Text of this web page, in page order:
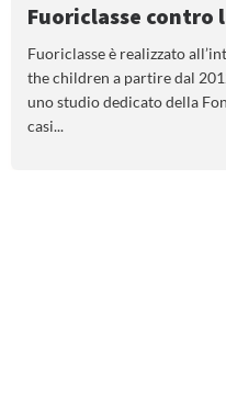
Fuoriclasse contro
Fuoriclasse è realizzato
the children a partire dal
uno studio dedicato della
casi...